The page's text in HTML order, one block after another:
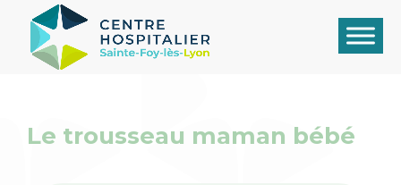
Le trousseau maman bébé